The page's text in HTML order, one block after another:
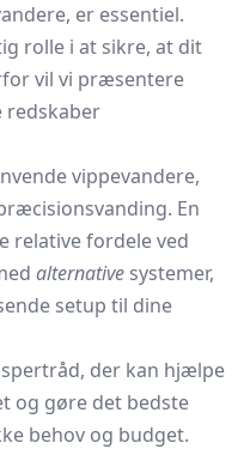
er essentiel.
rolle i at sikre, at dit
vil vi præsentere
redskaber
vippevandere,
En
relative fordele ved
alternative systemer,
setup til dine
der kan hjælpe
og gøre det bedste
behov og budget.